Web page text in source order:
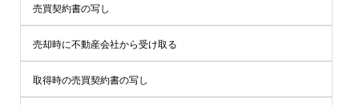
売買契約書の写し
売却時に不動産会社から受け取る
取得時の売買契約書の写し